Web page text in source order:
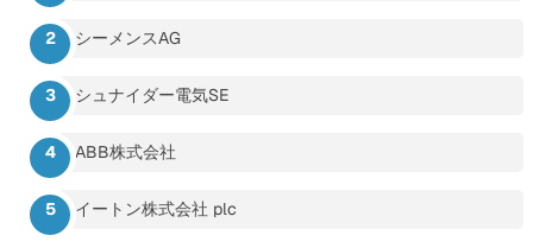
シーメンスAG
シュナイダー電気SE
ABB株式会社
イートン株式会社 plc